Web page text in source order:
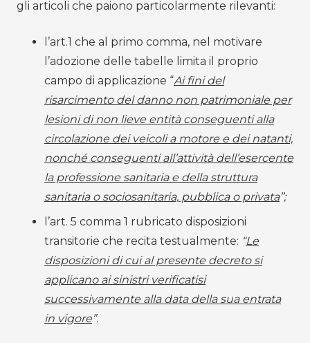
gli articoli che paiono particolarmente rilevanti:
l’art.1 che al primo comma, nel motivare
l’adozione delle tabelle limita il proprio
campo di applicazione “Ai fini del
risarcimento del danno non patrimoniale per
lesioni di non lieve entità conseguenti alla
circolazione dei veicoli a motore e dei natanti,
nonché conseguenti all’attività dell’esercente
la professione sanitaria e della struttura
sanitaria o sociosanitaria, pubblica o privata”;
l’art. 5 comma 1 rubricato disposizioni
transitorie che recita testualmente: “Le
disposizioni di cui al presente decreto si
applicano ai sinistri verificatisi
successivamente alla data della sua entrata
in vigore”.